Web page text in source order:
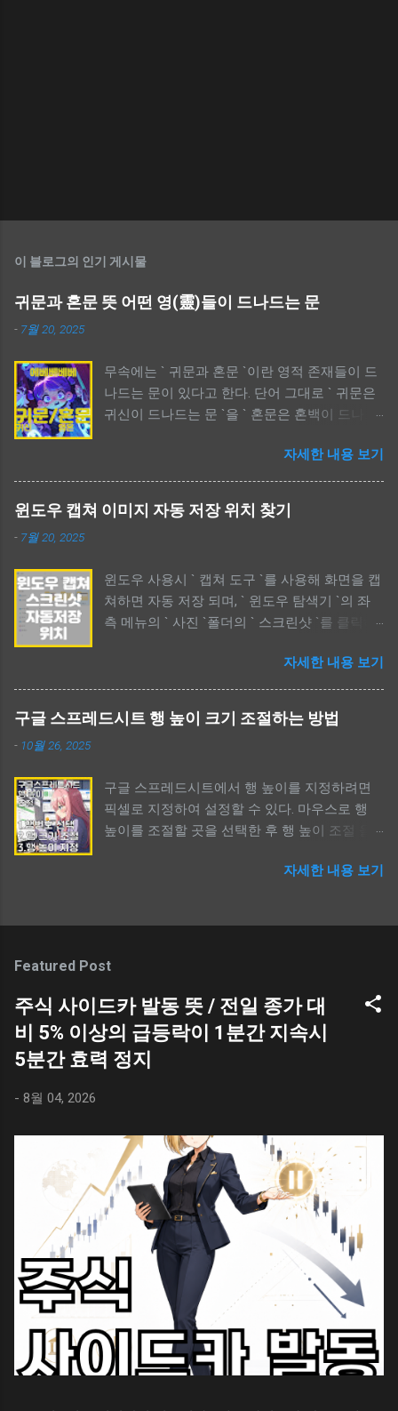
이 블로그의 인기 게시물
귀문과 혼문 뜻 어떤 영(靈)들이 드나드는 문
- 7월 20, 2025
무속에는 ` 귀문과 혼문 `이란 영적 존재들이 드
나드는 문이 있다고 한다. 단어 그대로 ` 귀문은
귀신이 드나드는 문 `을 ` 혼문은 혼백이 드나드
가 강하고, 사람들이 신경쓰는 부분이며, 혼문은
중간적인 의미가 강하다. 특히, 애니메이션 ` 케
이팝 데몬 헌터스 `에서 귀문과 혼문이란 단어가
언급되어 궁금증을 자아낸다. 애니메이션에서
문과 영어를 함께 비교해 보면 된다. 귀문과 혼
문 뜻 어떤 영(靈)들이 드나드는 문 The Meaning
Of Ghost Gate Or Soul Gate / 귀문과 혼문 뜻 어
있다면 ` 귀문, 혼문 `이란 단어를 한번쯤 봤을
것이다. 보이지 않는 모든 영들은 현실세계를 드
나들 때 그들만의 문(door)를 사용한다. 영화나
기 위한 어떤 문이 존재하는데, 이것을 무속에서
` 귀문 혹은 혼문 `이라 칭하는 듯 하다. 여기서
는 ` 차원 `이라 언급했지만, 무속에선 ` 사후세
계 `로 이해할 수 있다. `귀문과 혼문`은 어쨌든 `
해 한자와 영어 단어를 같이 살펴볼 필요가 있
Hunters ` 귀문과 혼문 `이란 단어를 사람들이
개한 애니메이션 ` 케이팝 데몬 헌터스 (케데헌 /
KPOP Demon Hunters) `일 것이다. 애니메이션
에서 언급하는 `귀문과 혼문`의 의미는 명확하
자세한 내용 보기
윈도우 캡쳐 이미지 자동 저장 위치 찾기
- 7월 20, 2025
윈도우 사용시 ` 캡쳐 도구 `를 사용해 화면을 캡
쳐하면 자동 저장 되며, ` 윈도우 탐색기 `의 좌
측 메뉴의 ` 사진 `폴더의 ` 스크린샷 `를 클릭하
수 있다. 폴더 위치를 확인했다면 필요없는 파일
들은 삭제하도록 하자. 사용할 수 있는 드라이브
용량을 늘릴 수 있다. 윈도우 캡쳐 이미지 자동
저장 위치 찾기 윈도우 캡쳐 이미지 자동 저장
는 여러가지 캡쳐 도구를 제공하며, 보통 단축키
`Shift+윈도우키+S`키를 활용한 캡쳐를 이용할
것이다. 하지만, 캡쳐를 한 후 보통 이미지가 저
캡쳐 후 자동 저장 `한다. 먼저, 자신이 최소 1번
한 이미지들이 저장되어 있을 것이고, 사용하지
수 있다. 탐색기 > 사진 > 스크린샷 Shift + 윈도
우키 + S / 윈도우 캡쳐도구 단축키 윈도우에서
화면을 캡쳐할 때 사용하는 단축키는 ` Shift +
윈도우키 + S `이다. 화면을 캡쳐하는 목적이야
캡쳐 도구를 사용하기 위한 단축키는 아래와 같
다. 윈도우 캡쳐 단축키 캡쳐는 했지만, 이미지
가 저장되어 있는지 확인을 하고 싶을 수 있다.
보통은 자신에게 익숙한 그림판 또는 파워포인
트 등에 붙여넣기 하고 사용했을 것이다. 윈도우
에 대한 별도의 설정을 하지 않았다면, 윈도우
캡쳐는 자동 저장이 기본 설정이며, ` 사진 > 스
크린샷 `폴더에서 캡쳐된 모든 이미지를 볼 수
있다. 캡쳐 이미지 찾아보기 윈도우에서 화면을
캡쳐하면 자동 저장된다. 이미지가 자동 저장되
었...
자세한 내용 보기
구글 스프레드시트 행 높이 크기 조절하는 방법
- 10월 26, 2025
구글 스프레드시트에서 행 높이를 지정하려면
픽셀로 지정하여 설정할 수 있다. 마우스로 행
높이를 조절할 곳을 선택한 후 행 높이 조절 을
기본값은 픽셀이다. 단어가 다를 뿐이지만, 엑셀
로 제공하는 엑셀과 비슷한 프로그램이다. 웹,
수 있다. 조금 불편할 따름이지만 말이다. 구글
스프레드시트에서 문서를 작성하다보면 엑셀과
는 다른 불편함이 있는데 행 높이를 수정하는 것
이 그렇다. 마이크로소프트의 엑셀과 사용법이
용어에 차이가 있기에 난해하고 비슷한 기능을
찾는데 애로 사항이 생긴다. 일단 엑셀과 스프레
드시트의 용어를 비교해 보자. 엑셀의 경우 행
높이 로 표현하지만 스프레드시트는 행 크기 조
절 로 메뉴에 표현된다. 기능은 비슷하지만, 용
어가 다르기에 엑셀을 잘 다루는 사람도 스프레
드시트에서 헷갈리는 경우가 생긴다. 행 크기를
조절하는 방법 구글 스프레드시트에서 행 크기
를 조절하는 방법은 엑셀의 행 높이를 조절하는
것과 같다. 스프레드시트의 행을 선택 후 마우스
오른쪽 버튼을 클릭하고 행 크기를 입력해 주면
는 방법이다. 구글 스프레드시트를 실행한다. 변
자세한 내용 보기
Featured Post
주식 사이드카 발동 뜻 / 전일 종가 대
비 5% 이상의 급등락이 1분간 지속시
5분간 효력 정지
- 8월 04, 2026